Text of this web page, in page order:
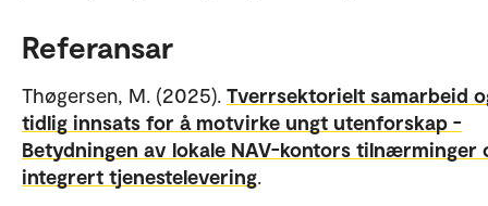
Referansar
Thøgersen, M. (2025). Tverrsektorielt samarbeid
tidlig innsats for å motvirke ungt utenforskap -
Betydningen av lokale NAV-kontors tilnærminger
integrert tjenestelevering.